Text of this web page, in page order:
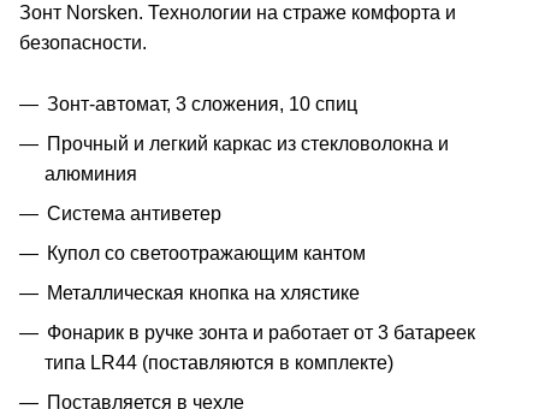
Зонт Norsken. Технологии на страже комфорта и
безопасности.
Зонт-автомат, 3 сложения, 10 спиц
Прочный и легкий каркас из стекловолокна и
алюминия
Система антиветер
Купол со светоотражающим кантом
Металлическая кнопка на хлястике
Фонарик в ручке зонта и работает от 3 батареек
типа LR44 (поставляются в комплекте)
Поставляется в чехле